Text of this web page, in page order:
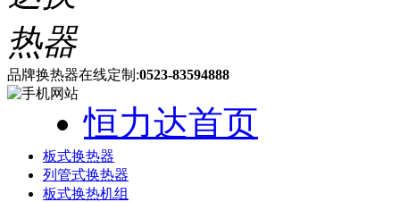
品牌换热器在线定制:0523-83594888
恒力达首页
板式换热器
列管式换热器
板式换热机组